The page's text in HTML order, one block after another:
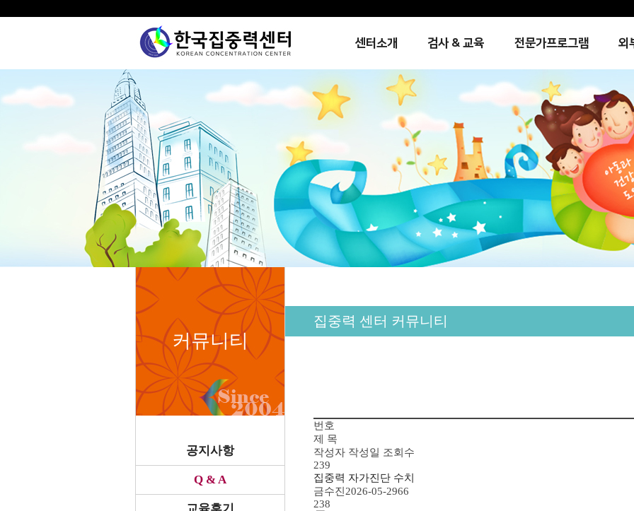
센터소개 검사 & 교육 전문가프로그램 외
커뮤니티
공지사항
Q & A
집중력 센터 커뮤니티
번호
제 목
작성자 작성일 조회수
239
집중력 자가진단 수치
금수진 2026-05-2966
238